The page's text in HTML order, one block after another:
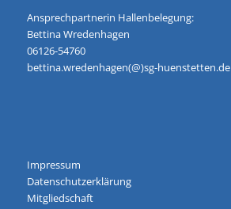
Ansprechpartnerin Hallenbelegung:
Bettina Wredenhagen
06126-54760
bettina.wredenhagen(@)sg-huenstetten.de
Impressum
Datenschutzerklärung
Mitgliedschaft